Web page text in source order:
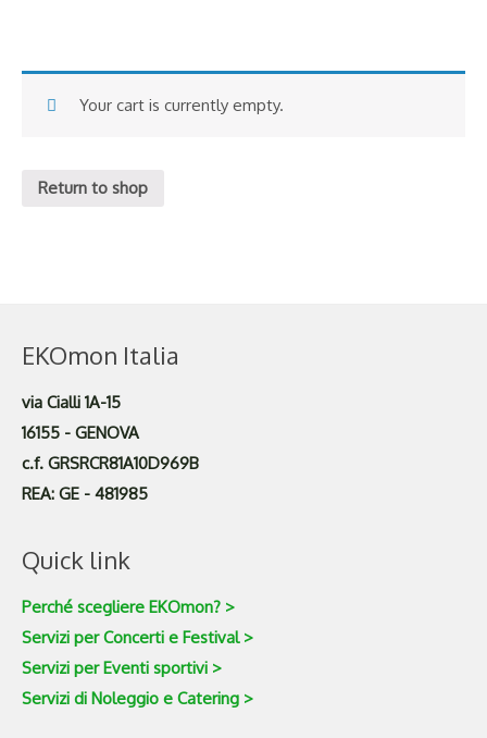
Your cart is currently empty.
Return to shop
EKOmon Italia
via Cialli 1A-15
16155 - GENOVA
c.f. GRSRCR81A10D969B
REA: GE - 481985
Quick link
Perché scegliere EKOmon? >
Servizi per Concerti e Festival >
Servizi per Eventi sportivi >
Servizi di Noleggio e Catering >